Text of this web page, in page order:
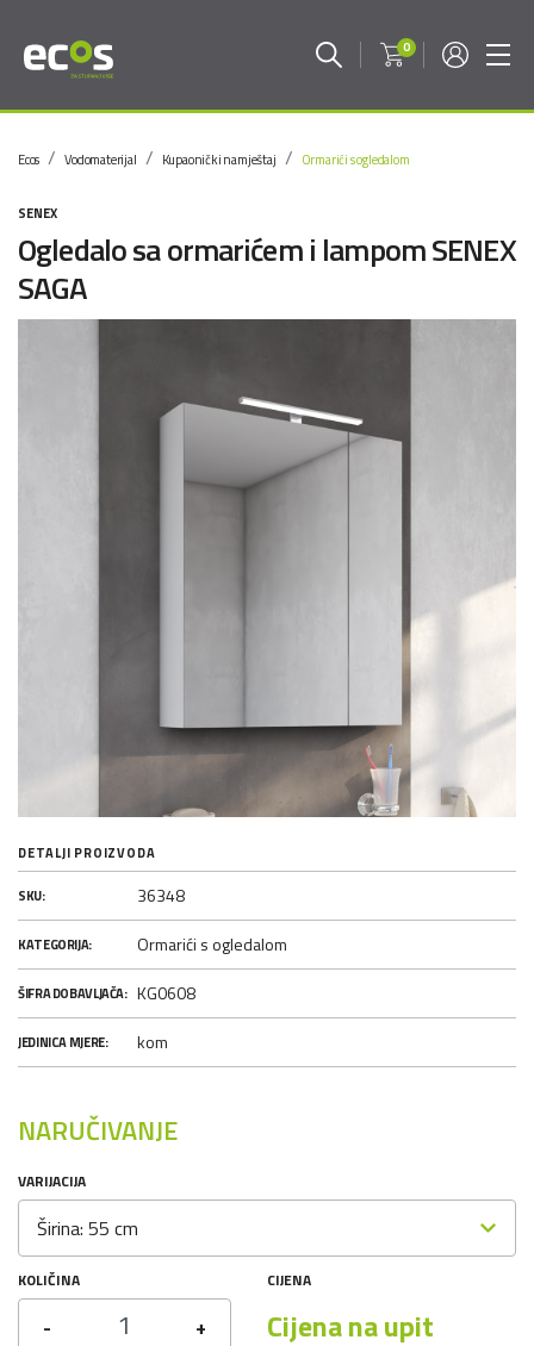
0
Ecos Vodomaterijal Kupaonički namještaj Ormarići s ogledalom
SENEX
Ogledalo sa ormarićem i lampom SENEX
SAGA
DETALJI PROIZVODA
SKU: 36348
KATEGORIJA: Ormarići s ogledalom
ŠIFRA DOBAVLJAČA: KG0608
JEDINICA MJERE: kom
NARUČIVANJE
VARIJACIJA
Širina: 55 cm
KOLIČINA
- +
CIJENA
Cijena na upit